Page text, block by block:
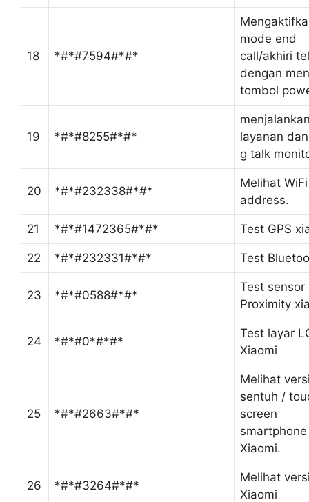
18 *#*#7594#*#*
mode end
call/akhiri
dengan
tombol
19 *#*#8255#*#*
layanan
g talk
20 *#*#232338#*#*
Melihat
address.
21 *#*#1472365#*#* Test GPS
22 *#*#232331#*#* Test
23 *#*#0588#*#*
Test sensor
Proximity
24 *#*#0*#*#*
Test layar
Xiaomi
25 *#*#2663#*#*
Melihat
sentuh /
screen
smartphone
Xiaomi.
26 *#*#3264#*#*
Melihat
Xiaomi